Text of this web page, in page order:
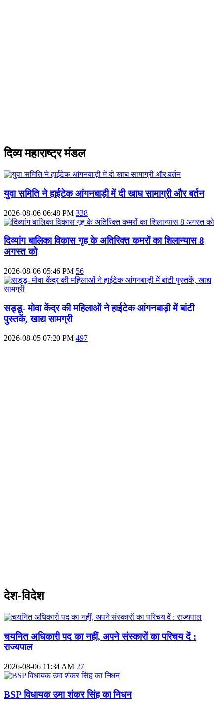
दिव्य महाराष्ट्र मंडल
युवा समिति ने हाईटेक आंगनबाड़ी में दी खाघ सामाग्री और बर्तन
2026-08-06 06:48 PM 338
दिव्‍यांग बालिका विकास गृह के अतिरिक्‍त कमरों का शिलान्‍यास 8
अगस्त को
2026-08-06 05:46 PM 56
सड्डू- मोवा केंद्र की महिलाओं ने हाईटेक आंगनबाड़ी में बांटी
पुस्‍तकें, खाद्य सामग्री
2026-08-05 07:20 PM 497
देश-विदेश
चयनित अधिकारी पद का नहीं, अपने संस्कारों का परिचय दें :
राज्यपाल
2026-08-06 11:34 AM 27
BSP विधायक उमा शंकर सिंह का निधन